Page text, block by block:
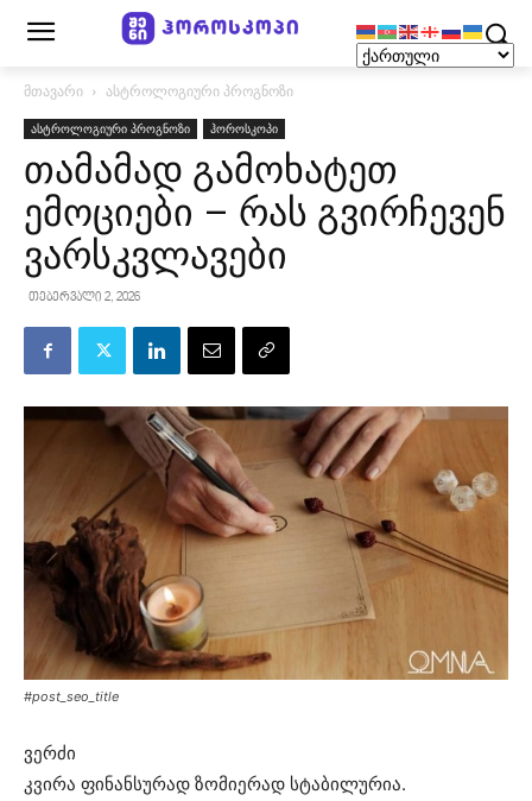
მთავარი ასტროლოგიური პროგნოზი
ასტროლოგიური პროგნოზი ჰოროსკოპი
თამამად გამოხატეთ
ემოციები – რას გვირჩევენ
ვარსკვლავები
თებერვალი 2, 2026
#post_seo_title
ვერძი
კვირა ფინანსურად ზომიერად სტაბილურია.